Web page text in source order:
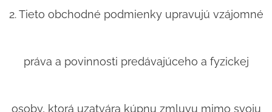
2. Tieto obchodné podmienky upravujú vzájomné
práva a povinnosti predávajúceho a fyzickej
osoby, ktorá uzatvára kúpnu zmluvu mimo svoju